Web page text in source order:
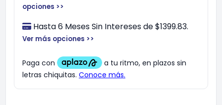
opciones >>
Hasta 6 Meses Sin Intereses de $1399.83.
Ver más opciones >>